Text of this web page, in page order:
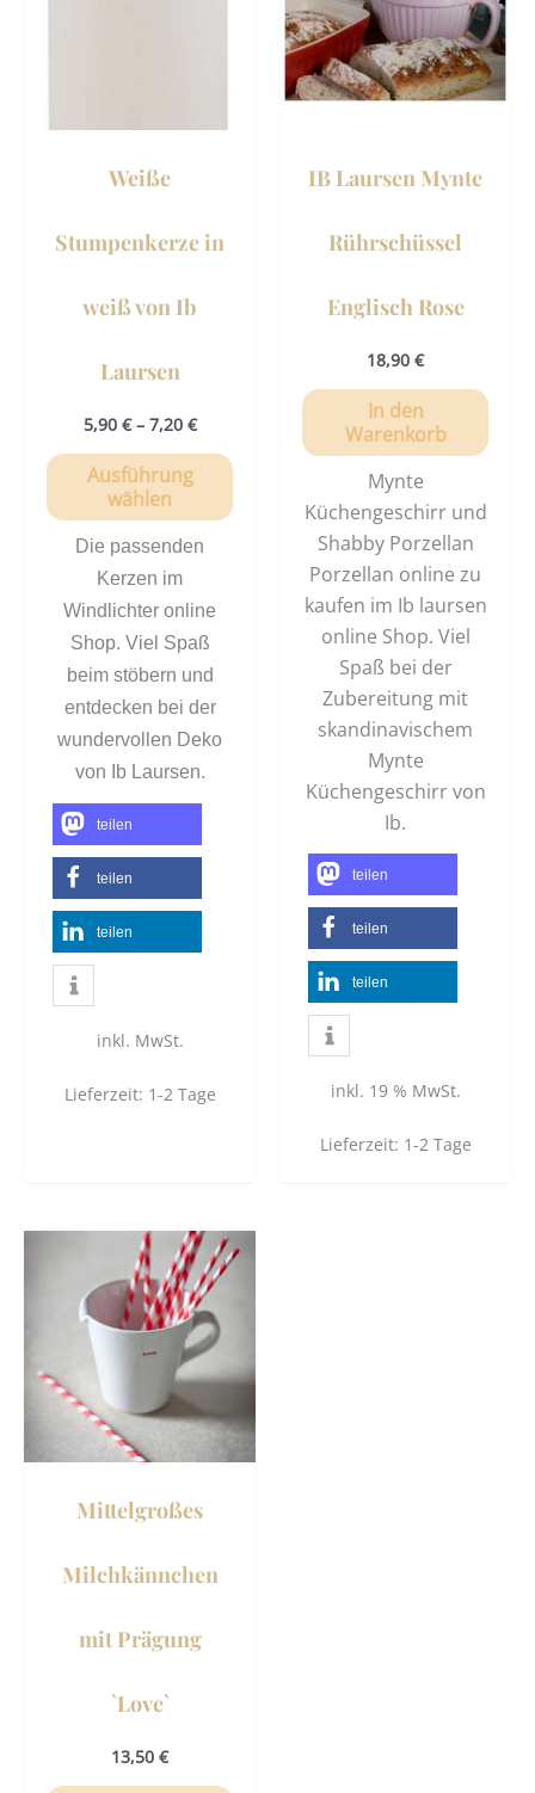
Weiße
Stumpenkerze in
weiß von Ib
Laursen
5,90 €– 7,20 €
Ausführung
wählen
mehrere
Varianten
Produktseite
Die passenden
Kerzen im
Windlichter online
Shop. Viel Spaß
beim stöbern und
entdecken bei der
wundervollen Deko
von Ib Laursen.
teilen
teilen
teilen
inkl. MwSt.
Lieferzeit: 1-2 Tage
IB Laursen Mynte
Rührschüssel
Englisch Rose
18,90 €
In den
Warenkorb
Mynte
Küchengeschirr und
Shabby Porzellan
Porzellan online zu
kaufen im Ib laursen
online Shop. Viel
Spaß bei der
Zubereitung mit
skandinavischem
Mynte
Küchengeschirr von
Ib.
teilen
teilen
teilen
inkl. 19 % MwSt.
Lieferzeit: 1-2 Tage
Mittelgroßes
Milchkännchen
mit Prägung
`Love`
13,50 €